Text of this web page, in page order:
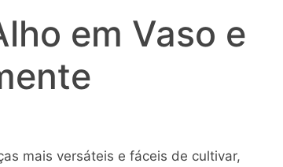
em Vaso e
mais versáteis e fáceis de cultivar,